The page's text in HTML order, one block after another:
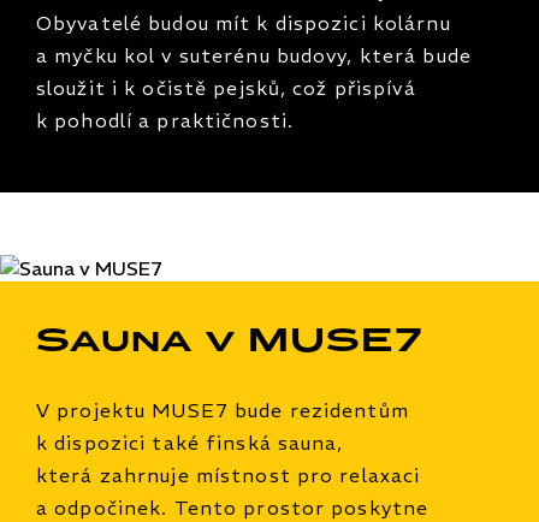
Obyvatelé budou mít k dispozici kolárnu
a myčku kol v suterénu budovy, která bude
sloužit i k očistě pejsků, což přispívá
k pohodlí a praktičnosti.
Sauna v MUSE7
V projektu MUSE7 bude rezidentům
k dispozici také finská sauna,
která zahrnuje místnost pro relaxaci
a odpočinek. Tento prostor poskytne